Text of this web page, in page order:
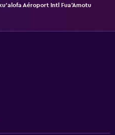
Aéroport Intl Fua'Amotu